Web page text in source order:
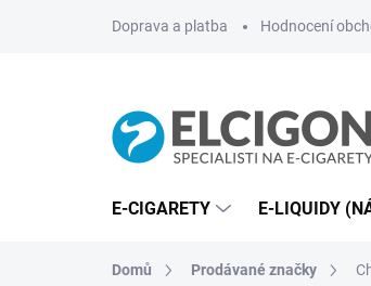
Doprava a platba Hodnocení
E-CIGARETY E-LIQUIDY
Domů Prodávané značky